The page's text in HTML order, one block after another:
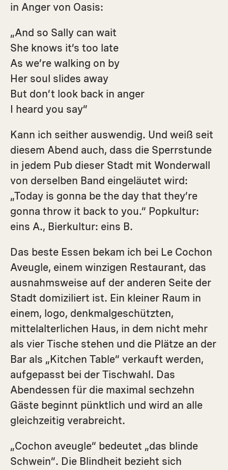
in Anger von Oasis:
„And so Sally can wait
She knows it’s too late
As we’re walking on by
Her soul slides away
But don’t look back in anger
I heard you say“
Kann ich seither auswendig. Und weiß seit
­diesem Abend auch, dass die Sperrstunde
in jedem Pub dieser Stadt mit Wonderwall
von derselben Band eingeläutet wird:
„Today is gonna be the day that they’re
gonna throw it back to you.“ Popkultur:
eins A., Bierkultur: eins B.
Das beste Essen bekam ich bei Le Cochon
Aveugle, einem winzigen Restaurant, das
ausnahmsweise auf der anderen Seite der
Stadt domiziliert ist. Ein kleiner Raum in
einem, logo, denkmalgeschützten,
mittelalterlichen Haus, in dem nicht mehr
als vier Tische stehen und die Plätze an der
Bar als „Kitchen Table“ verkauft werden,
aufgepasst bei der Tischwahl. Das
Abendessen für die maximal sechzehn
Gäste beginnt pünktlich und wird an alle
gleichzeitig verabreicht.
„Cochon aveugle“ bedeutet „das blinde
Schwein“. Die Blindheit bezieht sich